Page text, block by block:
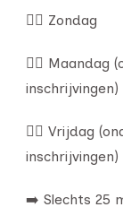
🏊‍♀️ Zondag
🏊‍♂️ Maandag
inschrijvingen)
🏊‍♀️ Vrijdag
inschrijvingen)
➡️ Slechts 25